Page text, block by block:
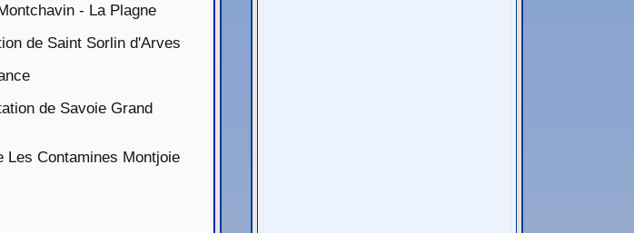
- La Plagne
de Saint Sorlin d'Arves
de Savoie Grand
Les Contamines Montjoie